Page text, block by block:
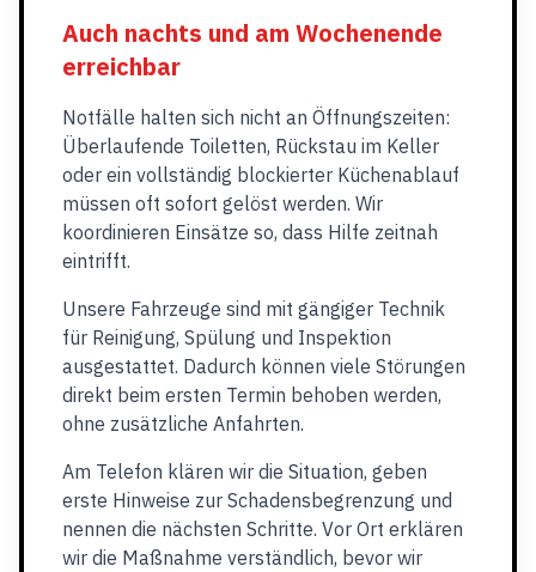
Auch nachts und am Wochenende
erreichbar
Notfälle halten sich nicht an Öffnungszeiten:
Überlaufende Toiletten, Rückstau im Keller
oder ein vollständig blockierter Küchenablauf
müssen oft sofort gelöst werden. Wir
koordinieren Einsätze so, dass Hilfe zeitnah
eintrifft.
Unsere Fahrzeuge sind mit gängiger Technik
für Reinigung, Spülung und Inspektion
ausgestattet. Dadurch können viele Störungen
direkt beim ersten Termin behoben werden,
ohne zusätzliche Anfahrten.
Am Telefon klären wir die Situation, geben
erste Hinweise zur Schadensbegrenzung und
nennen die nächsten Schritte. Vor Ort erklären
wir die Maßnahme verständlich, bevor wir